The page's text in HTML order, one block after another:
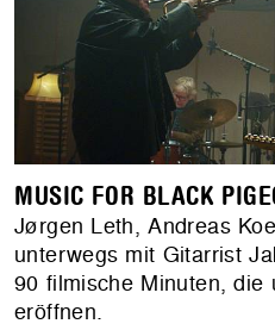
MUSIC FOR BLACK
Jørgen Leth, Andreas
unterwegs mit Gitarrist
90 filmische Minuten, die
eröffnen.